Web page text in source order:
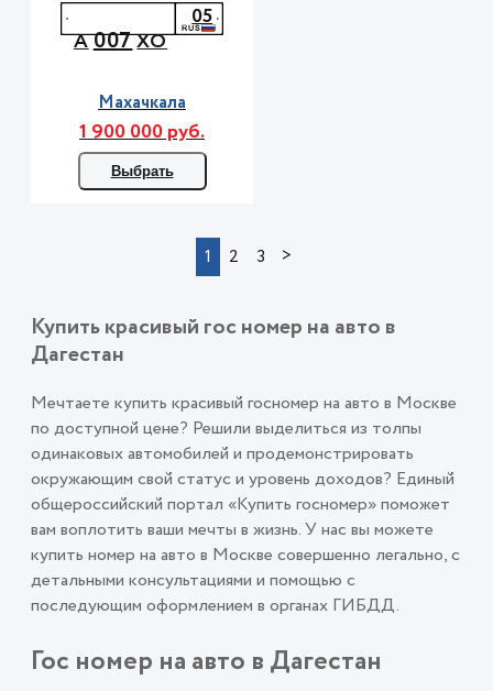
А007ХО
05
Махачкала
1 900 000 руб.
Выбрать
1 2 3 >
Купить красивый гос номер на авто в
Дагестан
Мечтаете купить красивый госномер на авто в Москве
по доступной цене? Решили выделиться из толпы
одинаковых автомобилей и продемонстрировать
окружающим свой статус и уровень доходов? Единый
общероссийский портал «Купить госномер» поможет
вам воплотить ваши мечты в жизнь. У нас вы можете
купить номер на авто в Москве совершенно легально, с
детальными консультациями и помощью с
последующим оформлением в органах ГИБДД.
Гос номер на авто в Дагестан